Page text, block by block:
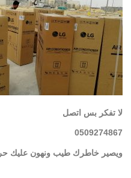
لا تفكر بس اتصل
0509274867
ويصير خاطرك طيب ونهون عليك